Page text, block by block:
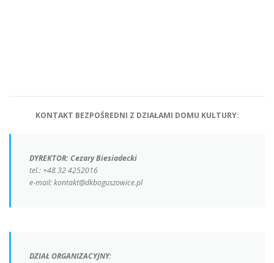
KONTAKT BEZPOŚREDNI Z DZIAŁAMI DOMU KULTURY:
DYREKTOR: Cezary Biesiadecki
tel.: +48 32 4252016
e-mail: kontakt@dkboguszowice.pl
DZIAŁ ORGANIZACYJNY: